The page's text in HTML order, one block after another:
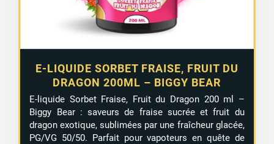
E-LIQUIDE SORBET FRAISE, FRUIT DU
DRAGON 200ML – BIGGY BEAR
E-liquide Sorbet Fraise, Fruit du Dragon 200 ml –
Biggy Bear : saveurs de fraise sucrée et fruit du
dragon exotique, sublimées par une fraîcheur glacée,
PG/VG 50/50. Parfait pour vapoteurs en quête de